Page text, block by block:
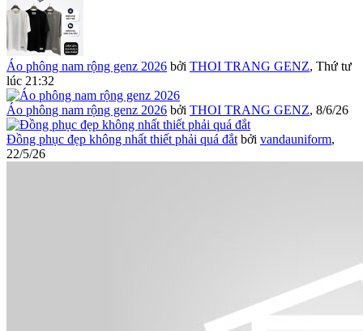
Áo phông nam rộng genz 2026 bởi THOI TRANG GENZ, Thứ tư
lúc 21:32
Áo phông nam rộng genz 2026 bởi THOI TRANG GENZ, 8/6/26
Đồng phục đẹp không nhất thiết phải quá đắt bởi vandauniform,
22/5/26